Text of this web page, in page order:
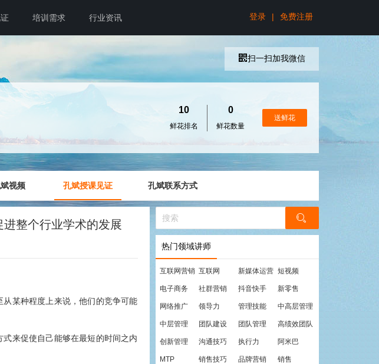
培训需求 行业资讯 登录 | 免费注册
10
鲜花排名
0
鲜花数量
送鲜花
扫一扫加我微信
视频 孔斌授课见证 孔斌联系方式
整个行业学术的发展
某种程度上来说，他们的竞争可能
来促使自己能够在最短的时间之内
热门领域讲师
互联网营销 互联网 新媒体运营 短视频
电子商务 社群营销 抖音快手 新零售
网络推广 领导力 管理技能 中高层管理
中层管理 团队建设 团队管理 高绩效团队
创新管理 沟通技巧 执行力 阿米巴
MTP 销售技巧 品牌营销 销售